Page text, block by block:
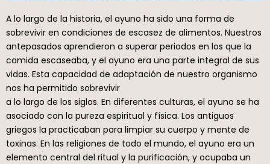
A lo largo de la historia, el ayuno ha sido una forma de
sobrevivir en condiciones de escasez de alimentos. Nuestros
antepasados aprendieron a superar periodos en los que la
comida escaseaba, y el ayuno era una parte integral de sus
vidas. Esta capacidad de adaptación de nuestro organismo
nos ha permitido sobrevivir
a lo largo de los siglos. En diferentes culturas, el ayuno se ha
asociado con la pureza espiritual y física. Los antiguos
griegos la practicaban para limpiar su cuerpo y mente de
toxinas. En las religiones de todo el mundo, el ayuno era un
elemento central del ritual y la purificación, y ocupaba un